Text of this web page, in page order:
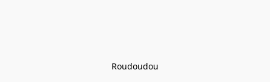
Roudoudou